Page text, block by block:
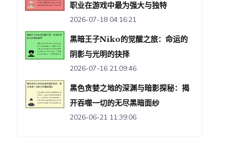
职业在游戏中最为强大与独特
2026-07-18 04:16:21
黑暗王子Niko的觉醒之旅：命运的
阴影与光明的抉择
2026-07-16 21:09:46
黑色贪婪之地的深渊与暗影探秘：揭
开吞噬一切的无尽黑暗面纱
2026-06-21 11:39:06